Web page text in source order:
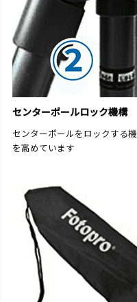
センターポールロック機構
センターポールをロックする
を高めています